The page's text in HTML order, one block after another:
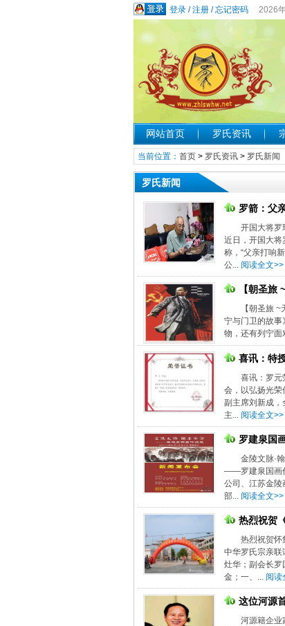
登录/注册/忘记密码 2026
网站首页 罗氏资讯
当前位置： 首页> 罗氏资讯> 罗氏新闻
罗氏新闻
罗箭：父
开国大将罗
近日，开国大将
称，“父亲打响
公... 阅读全文>>
【朝圣旅
【朝圣旅
宁与门卫的故事
物，还有列宁
喜讯：特
喜讯：罗元
会，以弘扬光荣
副主席刘新成，
主... 阅读全文>>
罗建泉国
金陵文脉·
——罗建泉国画
公司、江苏金陵
部... 阅读全文>>
热烈祝贺
热烈祝贺怀
中华罗氏宗亲联
灶华；副会长罗
金；一、... 阅读
这位河源
河源籍企业